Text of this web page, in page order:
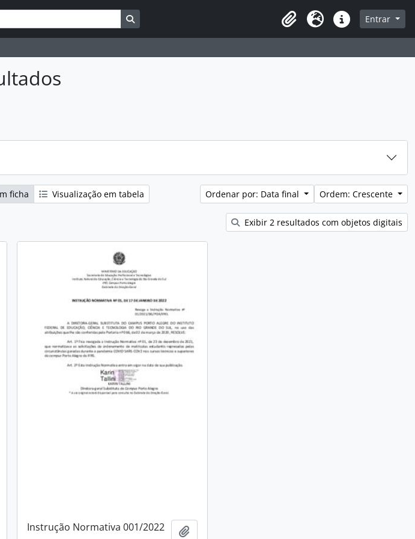
Busque na página de navegação
Idioma Atalhos Entrar
ficha Visualização em tabela Ordenar por: Data final Ordem: Crescente
Exibir 2 resultados com objetos digitais
a área de transferência
Instrução Normativa 001/2022 Adicionar a área de transferência